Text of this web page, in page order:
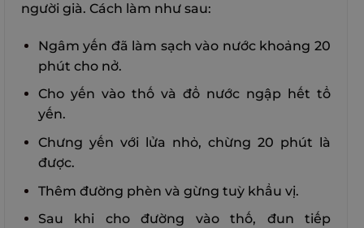
người già. Cách làm như sau:
Ngâm yến đã làm sạch vào nước khoảng 20
phút cho nở.
Cho yến vào thố và đổ nước ngập hết tổ
yến.
Chưng yến với lửa nhỏ, chừng 20 phút là
được.
Thêm đường phèn và gừng tuỳ khẩu vị.
Sau khi cho đường vào thố, đun tiếp